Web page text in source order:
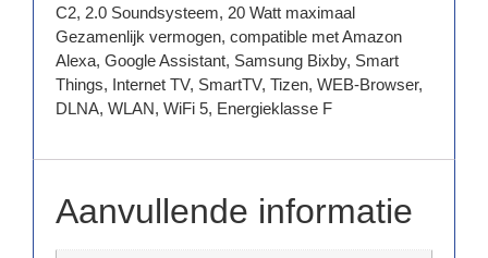
C2, 2.0 Soundsysteem, 20 Watt maximaal
Gezamenlijk vermogen, compatible met Amazon
Alexa, Google Assistant, Samsung Bixby, Smart
Things, Internet TV, SmartTV, Tizen, WEB-Browser,
DLNA, WLAN, WiFi 5, Energieklasse F
Aanvullende informatie